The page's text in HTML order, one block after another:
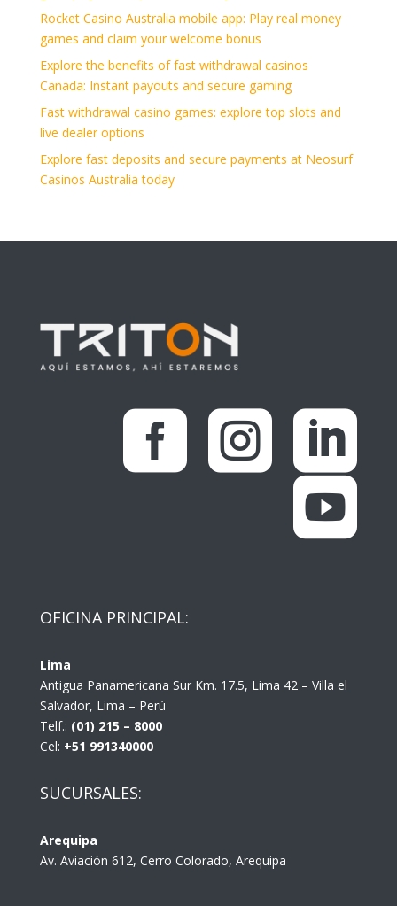
Rocket Casino Australia mobile app: Play real money
games and claim your welcome bonus
Explore the benefits of fast withdrawal casinos
Canada: Instant payouts and secure gaming
Fast withdrawal casino games: explore top slots and
live dealer options
Explore fast deposits and secure payments at Neosurf
Casinos Australia today
  

OFICINA PRINCIPAL:
Lima
Antigua Panamericana Sur Km. 17.5, Lima 42 – Villa el
Salvador, Lima – Perú
Telf.: (01) 215 – 8000
Cel: +51 991340000
SUCURSALES:
Arequipa
Av. Aviación 612, Cerro Colorado, Arequipa